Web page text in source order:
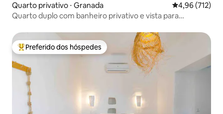
Quarto privativo ⋅ Granada 4,96 de uma
4,96 (712)
Quarto duplo com banheiro privativo e vista para
Entre os melhores preferidos dos hóspedes
Preferido dos hóspedes